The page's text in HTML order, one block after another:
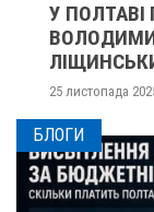
У ПОЛТАВІ
ЛІЩИНСЬКИМ
25 листопада 2025
БЛОГИ